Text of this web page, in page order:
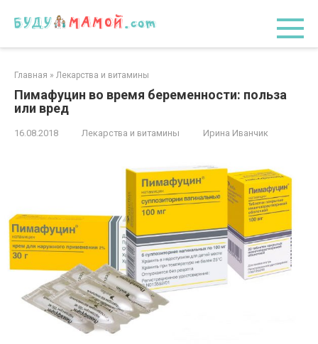
Главная » Лекарства и витамины
Пимафуцин во время беременности: польза
или вред
16.08.2018 Лекарства и витамины Ирина Иванчик